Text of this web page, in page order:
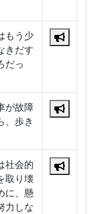
もう少
きだす
だっ
が故障
、歩き
社会的
取り壊
に、懸
力しな